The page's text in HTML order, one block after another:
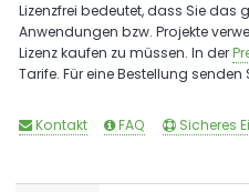
Lizenzfrei bedeutet, dass Sie das
Anwendungen bzw. Projekte
Lizenz kaufen zu müssen. In der
Tarife. Für eine Bestellung
Kontakt FAQ Sicheres